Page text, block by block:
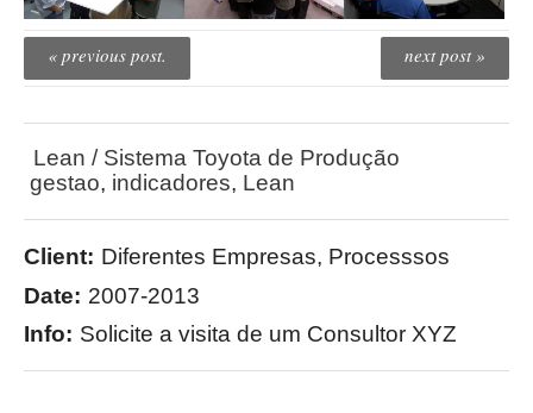
« previous post. next post »
Lean / Sistema Toyota de Produção
gestao, indicadores, Lean
Client: Diferentes Empresas, Processsos
Date: 2007-2013
Info: Solicite a visita de um Consultor XYZ